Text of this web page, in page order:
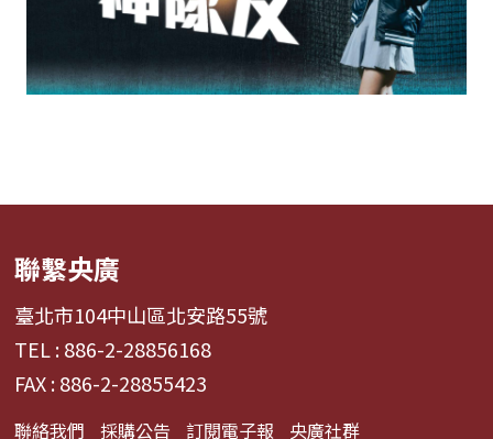
聯繫央廣
臺北市104中山區北安路55號
TEL : 886-2-28856168
FAX : 886-2-28855423
聯絡我們 採購公告 訂閱電子報 央廣社群